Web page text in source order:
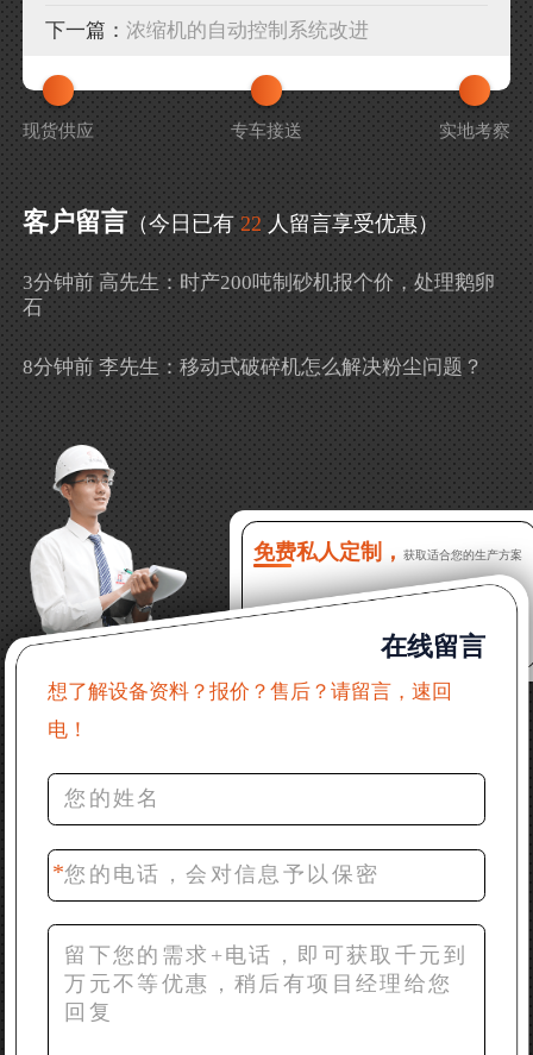
下一篇：浓缩机的自动控制系统改进
现货供应 专车接送 实地考察
客户留言 （今日已有 22 人留言享受优惠）
3分钟前 高先生：时产200吨制砂机报个价，处理鹅卵
石
8分钟前 李先生：移动式破碎机怎么解决粉尘问题？
吗？
16分钟前 程先生：破碎生产线出个方案及报价，有什
么售后服务？
22分钟前 郑女士：想了解时产500吨锤破，加工石灰石
31分钟前 吴先生：成套石头破碎设备有吗？给个详细
产品资料
36分钟前 罗先生：每小时100吨左右的鄂破和反击破，
42分钟前 梁先生：膨润土磨到200目，用什么磨粉设
备？
免费私人定制， 获取适合您的生产方案
在线留言
想了解设备资料？报价？售后？请留言，速回
电！